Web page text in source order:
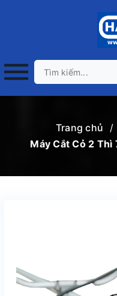
Trang chủ /
Máy Cắt Cỏ 2